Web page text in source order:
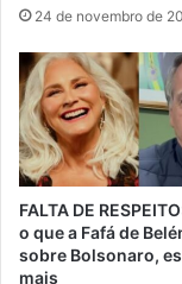
24 de novembro de
FALTA DE
o que a Fafá de
sobre Bolsonaro,
mais